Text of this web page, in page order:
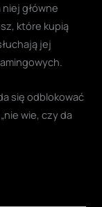
główne
które kupią
jej
się odblokować
wie, czy da